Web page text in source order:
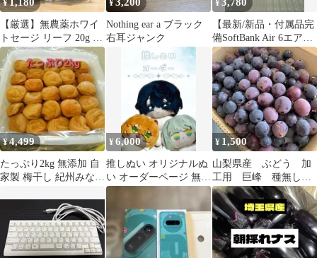
¥
【厳選】無農薬ホワイ
トセージ リーフ 20g カ
リフォルニア浄化/ヒー
リング
¥
Nothing ear a ブラック
右耳ジャンク
¥
【最新/新品・付属品完
備SoftBank Air 6エアー
ターミナル6 残債無
¥4,499
たっぷり2kg 無添加 自
家製 梅干し 紀州みなべ
¥6,000
推しぬい オリジナルぬ
い オーダーページ 無属
性 ぬい
¥ 1,500
山梨県産 ぶどう 加
工用 巨峰 種無し
箱込み1.1キロ